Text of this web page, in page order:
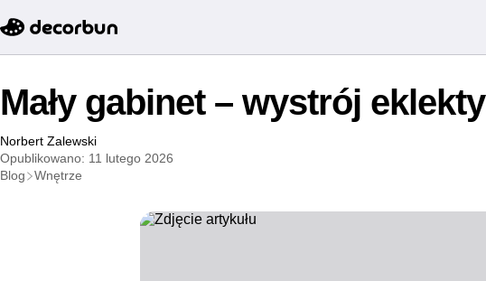
Mały gabinet – wystrój
Norbert Zalewski
Opublikowano: 11 lutego 2026
Blog
Wnętrze